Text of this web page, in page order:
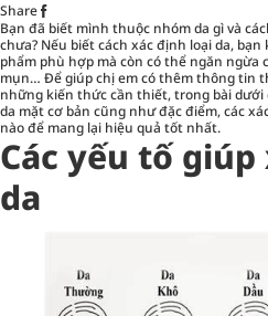
Share
Bạn đã biết mình thuộc nhóm da gì và
chưa? Nếu biết cách xác định loại da,
phẩm phù hợp mà còn có thể ngăn ngừa
mụn… Để giúp chị em có thêm thông tin
những kiến thức cần thiết, trong bài dưới
da mặt cơ bản cũng như đặc điểm, các
nào để mang lại hiệu quả tốt nhất.
Các yếu tố
da